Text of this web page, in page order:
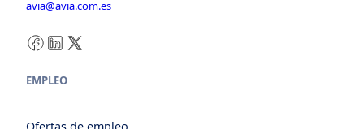
avia@avia.com.es
Facebook LinkedIn X
EMPLEO